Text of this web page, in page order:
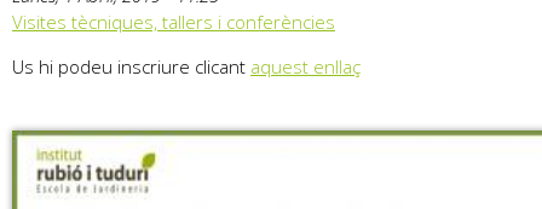
Visites tècniques, tallers i conferències
Us hi podeu inscriure clicant aquest enllaç